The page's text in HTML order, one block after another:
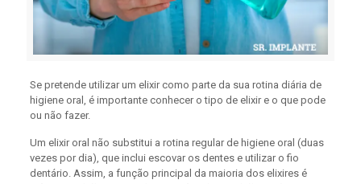
Se pretende utilizar um elixir como parte da sua rotina diária de
higiene oral, é importante conhecer o tipo de elixir e o que pode
ou não fazer.
Um elixir oral não substitui a rotina regular de higiene oral (duas
vezes por dia), que inclui escovar os dentes e utilizar o fio
dentário. Assim, a função principal da maioria dos elixires é